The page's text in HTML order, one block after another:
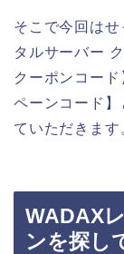
そこで今回は
タルサーバー
クーポンコー
ペーンコード
ていただきます
WADAX
ンを探し